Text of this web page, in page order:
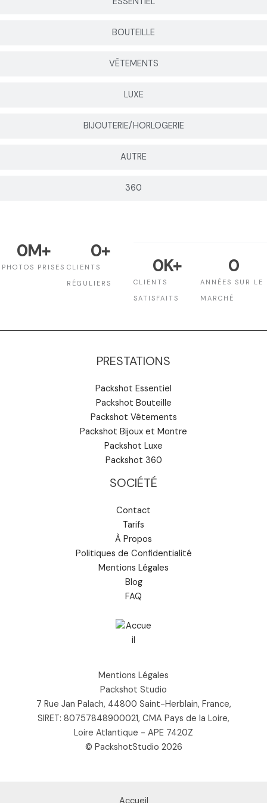
BOUTEILLE
VÊTEMENTS
LUXE
BIJOUTERIE/HORLOGERIE
AUTRE
360
PHOTOS PRISES
0M+
CLIENTS
RÉGULIERS
0+
CLIENTS
SATISFAITS
0K+
ANNÉES SUR LE
MARCHÉ
0
PRESTATIONS
Packshot Essentiel
Packshot Bouteille
Packshot Vêtements
Packshot Bijoux et Montre
Packshot Luxe
Packshot 360
SOCIÉTÉ
Contact
Tarifs
À Propos
Politiques de Confidentialité
Mentions Légales
Blog
FAQ
Mentions Légales
Packshot Studio
7 Rue Jan Palach, 44800 Saint-Herblain, France,
SIRET: 80757848900021, CMA Pays de la Loire,
Loire Atlantique - APE 7420Z
© PackshotStudio 2026